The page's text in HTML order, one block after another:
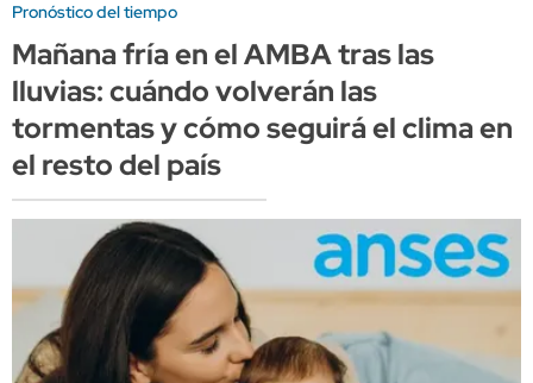
Pronóstico del tiempo
Mañana fría en el AMBA tras las
lluvias: cuándo volverán las
tormentas y cómo seguirá el clima en
el resto del país